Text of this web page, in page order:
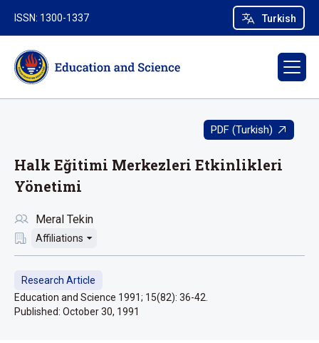
Turkish
ISSN: 1300-1337
PDF (Turkish)
Halk Eğitimi Merkezleri Etkinlikleri
Yönetimi
Meral Tekin
Affiliations
Research Article
Education and Science 1991; 15(82): 36-42.
Published: October 30, 1991